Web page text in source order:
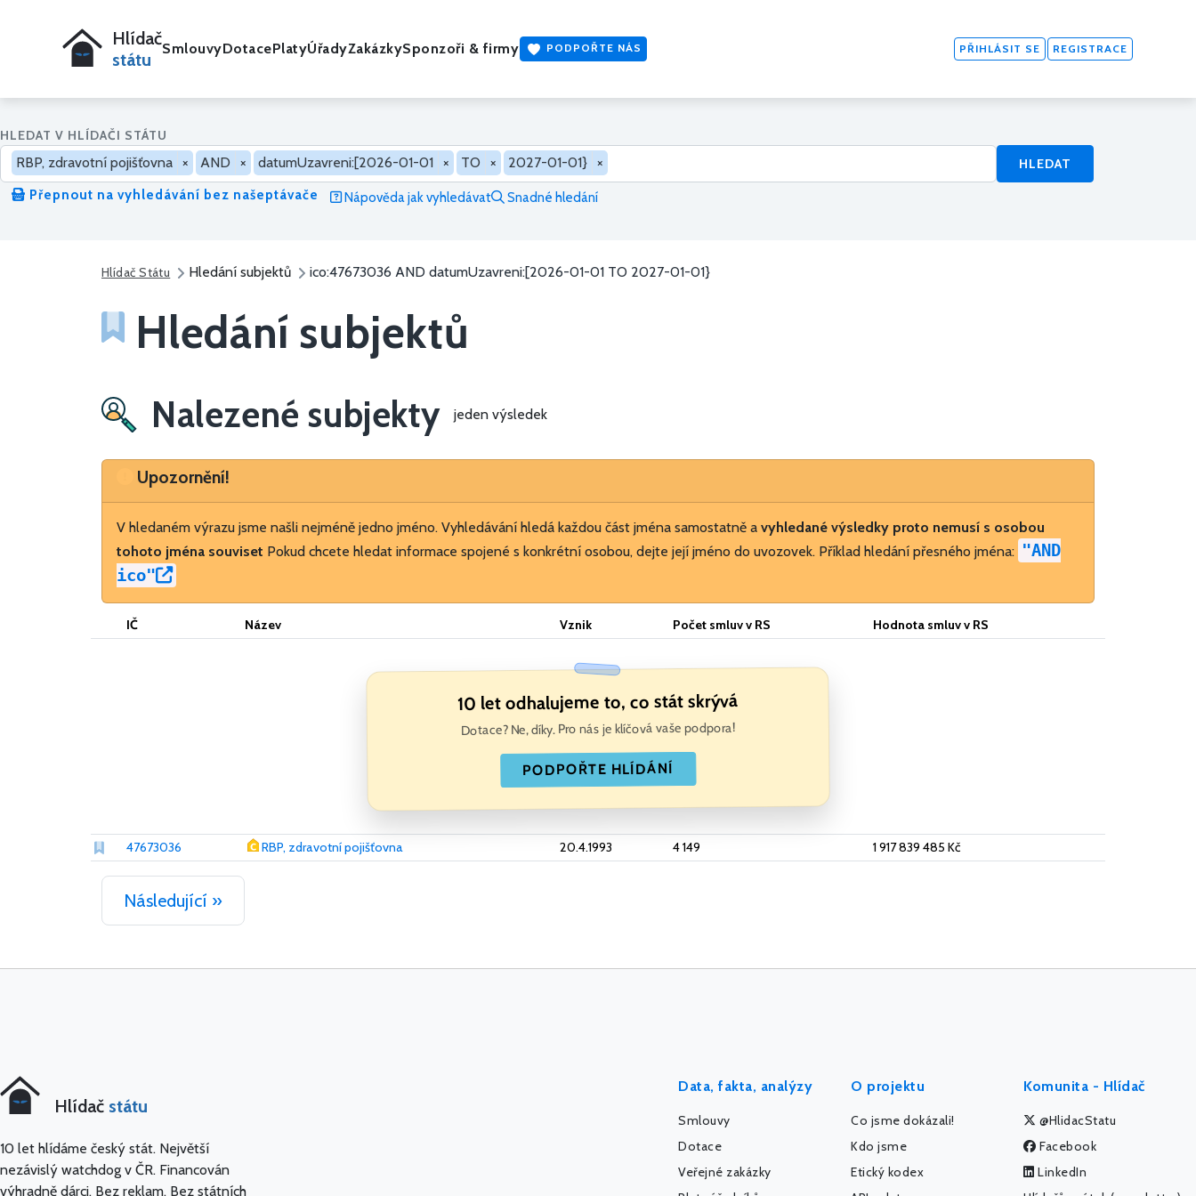
Hlídač
státu
SmlouvyDotacePlatyÚřadyZakázkySponzoři & firmy PODPOŘTE NÁS PŘIHLÁSIT SE REGISTRACE
HLEDAT V HLÍDAČI STÁTU
RBP, zdravotní pojišťovna × AND × datumUzavreni:[2026-01-01 × TO × 2027-01-01} ×
HLEDAT
Přepnout na vyhledávání bez našeptávače
Nápověda jak vyhledávat Snadné hledání
Hlídač Státu Hledání subjektů ico:47673036 AND datumUzavreni:[2026-01-01 TO 2027-01-01}
Hledání subjektů
Nalezené subjekty jeden výsledek
Upozornění
Upozornění!
V hledaném výrazu jsme našli nejméně jedno jméno. Vyhledávání hledá každou část jména samostatně a vyhledané výsledky proto nemusí s osobou
tohoto jména souviset Pokud chcete hledat informace spojené s konkrétní osobou, dejte její jméno do uvozovek. Příklad hledání přesného jména: "AND
ico"
IČ Název Vznik Počet smluv v RS Hodnota smluv v RS
10 let odhalujeme to, co stát skrývá
Dotace? Ne, díky. Pro nás je klíčová vaše podpora!
PODPOŘTE HLÍDÁNÍ
47673036 RBP, zdravotní pojišťovna 20.4.1993 4 149 1 917 839 485 Kč
Následující »
Hlídač státu
10 let hlídáme český stát. Největší
nezávislý watchdog v ČR. Financován
výhradně dárci. Bez reklam. Bez státních
Data, fakta, analýzy
Smlouvy
Dotace
Veřejné zakázky
O projektu
Co jsme dokázali!
Kdo jsme
Etický kodex
Komunita - Hlídač
@HlidacStatu
Facebook
LinkedIn